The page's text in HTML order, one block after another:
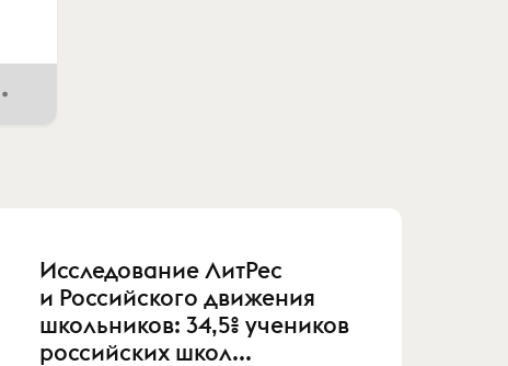
Исследование ЛитРес
и Российского движения
школьников: 34,5% учеников
российских школ...